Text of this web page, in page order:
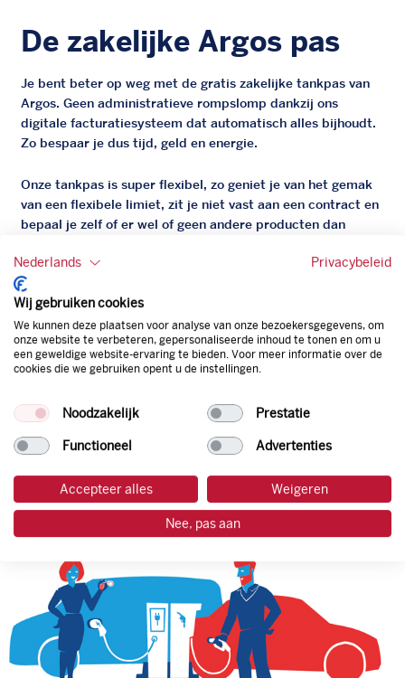
De zakelijke Argos pas
Je bent beter op weg met de gratis zakelijke tankpas van
Argos. Geen administratieve rompslomp dankzij ons
digitale facturatiesysteem dat automatisch alles bijhoudt.
Zo bespaar je dus tijd, geld en energie.
Onze tankpas is super flexibel, zo geniet je van het gemak
van een flexibele limiet, zit je niet vast aan een contract en
bepaal je zelf of er wel of geen andere producten dan
Bovendien profiteer je altijd van een gegarandeerde
korting. Mocht de pompprijs toch lager zijn dan betaal je
natuurlijk de prijs aan de pomp. Zo ben je altijd verzekerd
van de laagste prijs.
Nederlands Privacybeleid
Wij gebruiken cookies
We kunnen deze plaatsen voor analyse van onze bezoekersgegevens, om
onze website te verbeteren, gepersonaliseerde inhoud te tonen en om u
een geweldige website-ervaring te bieden. Voor meer informatie over de
cookies die we gebruiken opent u de instellingen.
Noodzakelijk Prestatie
Functioneel Advertenties
Accepteer alles Weigeren
Nee, pas aan